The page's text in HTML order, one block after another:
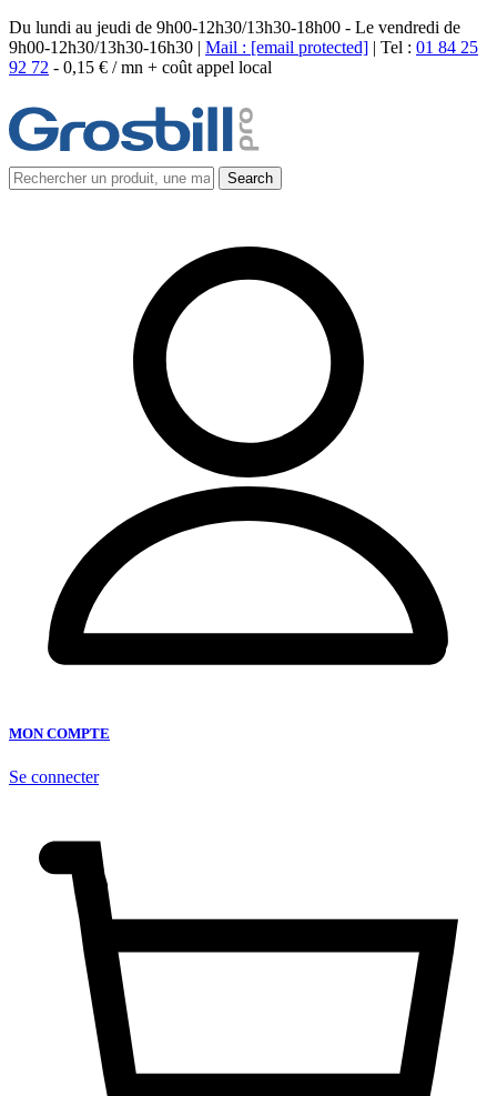
Du lundi au jeudi de 9h00-12h30/13h30-18h00 - Le vendredi de
9h00-12h30/13h30-16h30 | Mail : [email protected] | Tel : 01 84 25
92 72 - 0,15 € / mn + coût appel local
MON COMPTE
Se connecter